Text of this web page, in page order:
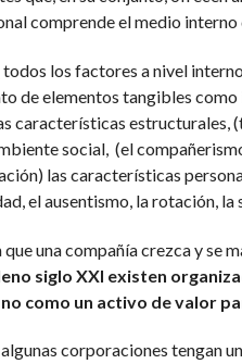
comprende el medio interno
todos los factores a nivel
de elementos tangibles
características estructurales,
social, (el
las características
el ausentismo, la rotación, la
una compañía crezca y se
siglo XXI existen
como un activo de valor
corporaciones tengan